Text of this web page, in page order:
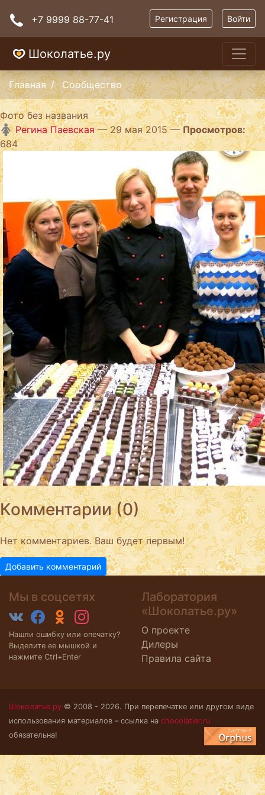
+7 9999 88-77-41 Регистрация Войти
Шоколатье.ру
Главная Сообщество
Фото без названия
Регина Паевская— 29 мая 2015 —Просмотров:
684
Комментарии (0)
Нет комментариев. Ваш будет первым!
Добавить комментарий
Мы в соцсетях
Нашли ошибку или опечатку?
Выделите ее мышкой и
нажмите Ctrl+Enter
Лаборатория
«Шоколатье.ру»
О проекте
Дилеры
Правила сайта
Шоколатье.ру © 2008 - 2026. При перепечатке или другом виде
использования материалов – ссылка на chocolatier.ru
обязательна!